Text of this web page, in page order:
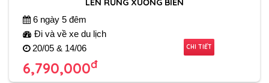
6 ngày 5 đêm
Đi và về xe du lịch
20/05 & 14/06
6,790,000đ
CHI TIẾT